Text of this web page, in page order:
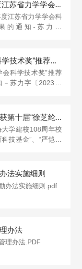
关于公布2023年度江苏省力学学会科学技术奖评审结果的通知-苏力字···
江苏省力学学会科
的通知-苏力字
“江苏省力学学会科学技术奖”推荐（提名）工作的通知－苏力字〔···
会科学技术奖”推荐
－苏力字〔2023〕
罗喜胜、段慧玲荣获第十届“徐芝纶力学奖”
学建校108周年校
技基金”、“严恺教
法实施细则
办法实施细则.pdf
办法
理办法.PDF